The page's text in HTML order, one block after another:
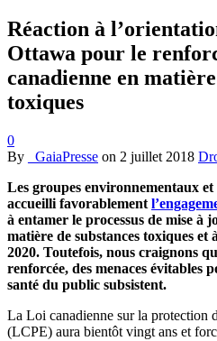
Réaction à
Ottawa pour le
canadienne en
toxiques
0
By
_GaiaPresse on 2 juillet 2018
Les groupes environnementaux
accueilli favorablement
à entamer le processus de mise à
matière de substances toxiques et
2020. Toutefois, nous craignons
renforcée, des menaces évitables
santé du public subsistent.
La Loi canadienne sur la protection
(LCPE) aura bientôt vingt ans et